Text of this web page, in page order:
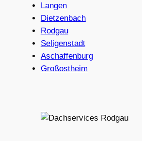
Langen
Dietzenbach
Rodgau
Seligenstadt
Aschaffenburg
Großostheim